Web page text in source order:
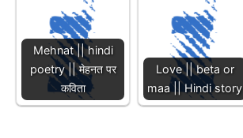
Mehnat || hindi
poetry || मेहनत पर
कविता
Love || beta or
maa || Hindi story